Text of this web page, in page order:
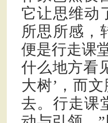
它让思维动
所思所感，
便是行走课
什么地方看
大树’，而
去。行走课